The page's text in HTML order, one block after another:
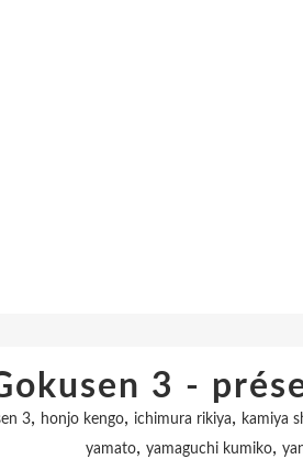
3 -
3, honjo kengo, ichimura rikiya, kamiya
yamato, yamaguchi kumiko,